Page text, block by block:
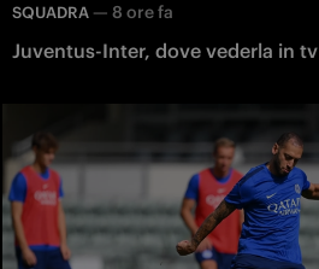
SQUADRA — 8 ore fa
Juventus-Inter, dove vederla in tv